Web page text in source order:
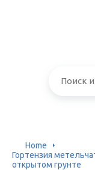
Home
Гортензия
открытом грунте